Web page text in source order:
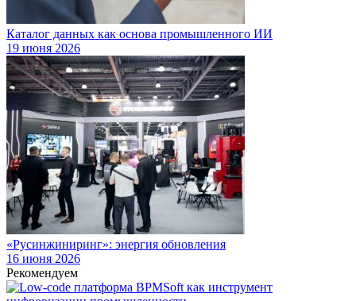
Каталог данных как основа промышленного ИИ
19 июня 2026
«Русинжиниринг»: энергия обновления
16 июня 2026
Рекомендуем